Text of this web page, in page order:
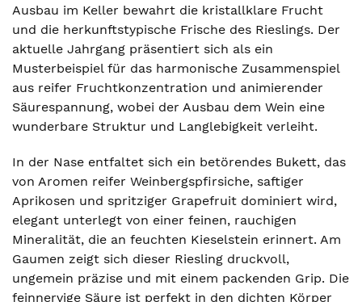
Ausbau im Keller bewahrt die kristallklare Frucht
und die herkunftstypische Frische des Rieslings. Der
aktuelle Jahrgang präsentiert sich als ein
Musterbeispiel für das harmonische Zusammenspiel
aus reifer Fruchtkonzentration und animierender
Säurespannung, wobei der Ausbau dem Wein eine
wunderbare Struktur und Langlebigkeit verleiht.
In der Nase entfaltet sich ein betörendes Bukett, das
von Aromen reifer Weinbergspfirsiche, saftiger
Aprikosen und spritziger Grapefruit dominiert wird,
elegant unterlegt von einer feinen, rauchigen
Mineralität, die an feuchten Kieselstein erinnert. Am
Gaumen zeigt sich dieser Riesling druckvoll,
ungemein präzise und mit einem packenden Grip. Die
feinnervige Säure ist perfekt in den dichten Körper